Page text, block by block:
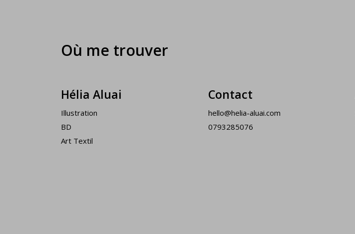
Où me trouver
Hélia Aluai
Illustration
BD
Art Textil
Contact
hello@helia-aluai.com
0793285076